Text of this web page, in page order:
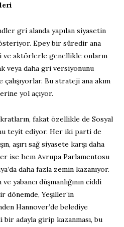
gri alanda yapılan siyasetin
Epey bir süredir ana
aktörlerle genellikle onların
veya daha gri versiyonunu
Bu strateji ana akım
yol açıyor.
fakat özellikle de Sosyal
teyit ediyor. Her iki parti de
aşırı sağ siyasete karşı daha
ise hem Avrupa Parlamentosu
daha fazla zemin kazanıyor.
yabancı düşmanlığının ciddi
dönemde, Yeşiller’in
Hannover’de belediye
adayla girip kazanması, bu